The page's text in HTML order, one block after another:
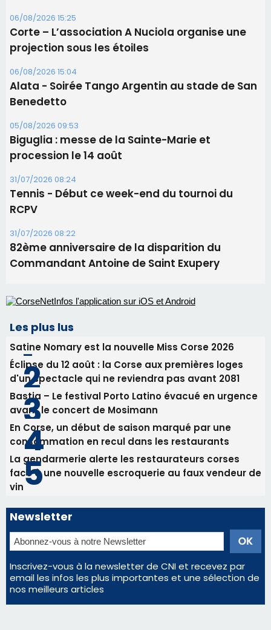
05/08/2026 09:53
Biguglia : messe de la Sainte-Marie et
procession le 14 août
31/07/2026 08:24
Tennis - Début ce week-end du tournoi du
RCPV
31/07/2026 08:22
82ème anniversaire de la disparition du
Commandant Antoine de Saint Exupery
Les plus lus
Satine Nomary est la nouvelle Miss Corse 2026
Éclipse du 12 août : la Corse aux premières loges
d'un spectacle qui ne reviendra pas avant 2081
avant le concert de Mosimann
consommation en recul dans les restaurants
La gendarmerie alerte les restaurateurs corses
face à une nouvelle escroquerie au faux vendeur de
vin
Newsletter
Inscrivez-vous à la newsletter de CNI et recevez par
email les infos les plus importantes et une sélection de
nos meilleurs articles
Régie publicitaire
Mentions légales
Nous contacter